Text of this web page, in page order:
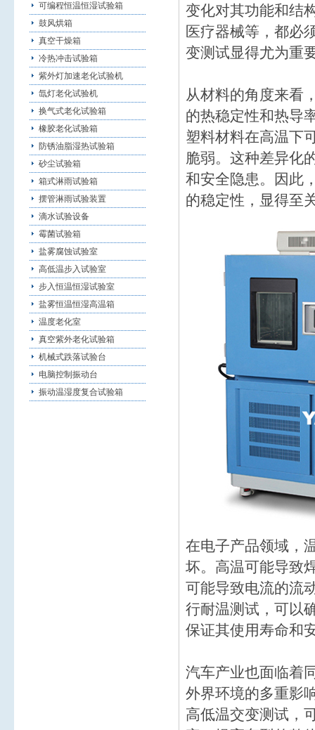
可编程恒温恒湿试验箱
鼓风烘箱
真空干燥箱
冷热冲击试验箱
紫外灯加速老化试验机
氙灯老化试验机
换气式老化试验箱
橡胶老化试验箱
防锈油脂湿热试验箱
砂尘试验箱
箱式淋雨试验箱
摆管淋雨试验装置
滴水试验设备
霉菌试验箱
盐雾腐蚀试验室
高低温步入试验室
步入恒温恒湿试验室
盐雾恒温恒湿高温箱
温度老化室
真空紫外老化试验箱
机械式跌落试验台
电脑控制振动台
振动温湿度复合试验箱
变化对其功能和结
医疗器械等，都必
变测试显得尤为重
从材料的角度来看
的热稳定性和热导
塑料材料在高温下
脆弱。这种差异化
和安全隐患。因此
的稳定性，显得至
在电子产品领域，
坏。高温可能导致
可能导致电流的流
行耐温测试，可以
保证其使用寿命和
汽车产业也面临着
外界环境的多重影
高低温交变测试，